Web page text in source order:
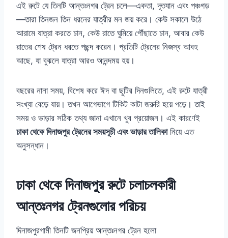
এই রুটে যে তিনটি আন্তঃনগর ট্রেন চলে—একতা, দূতযান এবং পঞ্চগড়
—তারা তিনজন তিন ধরনের যাত্রীর মন জয় করে। কেউ সকালে উঠে
আরামে যাত্রা করতে চান, কেউ রাতে ঘুমিয়ে পৌঁছাতে চান, আবার কেউ
রাতের শেষ ট্রেন ধরতে পছন্দ করেন। প্রতিটি ট্রেনের নিজস্ব আবহ
আছে, যা বুঝলে যাত্রা আরও আনন্দময় হয়।
বছরের নানা সময়, বিশেষ করে ঈদ বা ছুটির দিনগুলিতে, এই রুটে যাত্রী
সংখ্যা বেড়ে যায়। তখন আগেভাগে টিকিট কাটা জরুরি হয়ে পড়ে। তাই
সময় ও ভাড়ার সঠিক তথ্য জানা এখানে খুব প্রয়োজন। এই কারণেই
ঢাকা থেকে দিনাজপুর ট্রেনের সময়সূচী এবং ভাড়ার তালিকানিয়ে এত
অনুসন্ধান।
ঢাকা থেকে দিনাজপুর রুটে চলাচলকারী
আন্তঃনগর ট্রেনগুলোর পরিচয়
দিনাজপুরগামী তিনটি জনপ্রিয় আন্তঃনগর ট্রেন হলো